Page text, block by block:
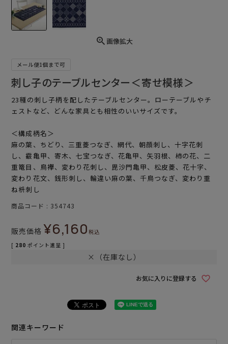
画像拡大
メール便1個まで可
刺し子のテーブルセンター＜寄せ模様＞
23種の刺し子柄を配したテーブルセンター。ローテーブルやチ
ェストなど、どんな家具とも相性のいいサイズです。
＜構成柄名＞
麻の葉、ちどり、三重菱つなぎ、網代、朝顔刺し、十字花刺
し、霰亀甲、寄木、七宝つなぎ、花亀甲、矢羽根、柿の花、二
重篭目、鳥襷、変わり花刺し、毘沙門亀甲、松皮菱、花十字、
変わり花文、銭形刺し、輪違い麻の葉、千鳥つなぎ、変わり重
ね枡刺し
商品コード 354743
販売価格 ¥6,160税込
[ 280 ポイント進呈 ]
×（在庫なし）
お気に入りに登録する
関連キーワード